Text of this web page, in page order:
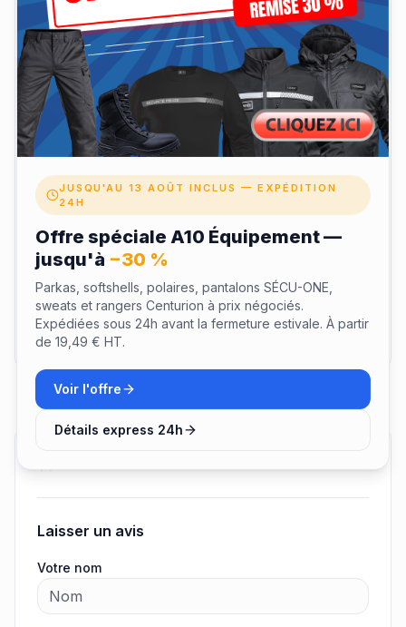
Extérieur : Polymère
Doublure : Croûte de cuir
Fil : Polyamide haute ténacité
Accessoires plastiques : Polymère
Visserie et accessoires métalliques : Inox et acier traité
anti-corrosion
Ceinture de 40mm
Matière & coupe
Livraison & retours
Laisser un avis
Votre nom
JUSQU'AU 13 AOÛT INCLUS — EXPÉDITION
24H
Offre spéciale A10 Équipement —
jusqu'à −30 %
Parkas, softshells, polaires, pantalons SÉCU-ONE,
sweats et rangers Centurion à prix négociés.
Expédiées sous 24h avant la fermeture estivale. À partir
de 19,49 € HT.
Voir l'offre
Détails express 24h